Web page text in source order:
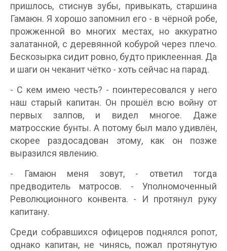
пришлось, стиснув зубы, привыкать, старшина
Гамаюн. Я хорошо запомнил его - в чёрной робе,
прожженной во многих местах, но аккуратно
залатанной, с деревянной кобурой через плечо.
Бескозырка сидит ровно, будто приклеенная. Да
и шаги он чеканит чётко - хоть сейчас на парад.
- С кем имею честь? - поинтересовался у него
наш старый капитан. Он прошёл всю войну от
первых залпов, и видел многое. Даже
матросские бунты. А потому был мало удивлён,
скорее раздосадован этому, как он позже
выразился явлению.
- Гамаюн меня зовут, - ответил тогда
предводитель матросов. - Уполномоченный
Революционного конвента. - И протянул руку
капитану.
Среди собравшихся офицеров поднялся ропот,
однако капитан, не чинясь, пожал протянутую